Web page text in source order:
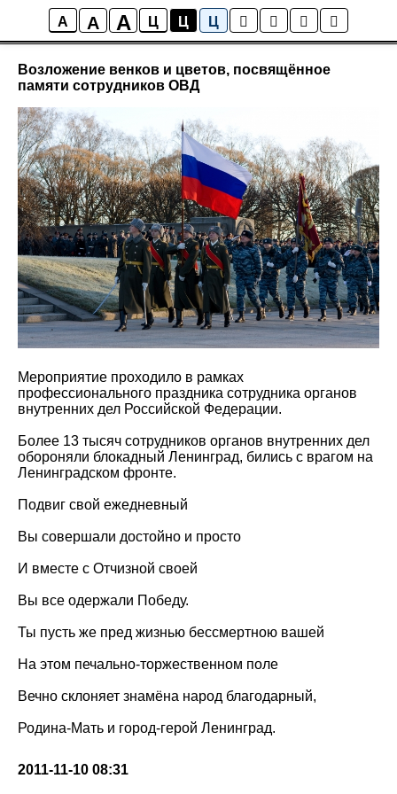
A A A Ц Ц Ц
Новости
Возложение венков и цветов, посвящённое
памяти сотрудников ОВД
Мероприятие проходило в рамках
профессионального праздника сотрудника органов
внутренних дел Российской Федерации.
Более 13 тысяч сотрудников органов внутренних дел
обороняли блокадный Ленинград, бились с врагом на
Ленинградском фронте.
Подвиг свой ежедневный
Вы совершали достойно и просто
И вместе с Отчизной своей
Вы все одержали Победу.
Ты пусть же пред жизнью бессмертною вашей
На этом печально-торжественном поле
Вечно склоняет знамёна народ благодарный,
Родина-Мать и город-герой Ленинград.
2011-11-10 08:31